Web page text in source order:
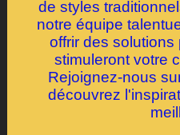
de styles
notre équipe
offrir des
stimuleront votre
Rejoignez-nous
découvrez